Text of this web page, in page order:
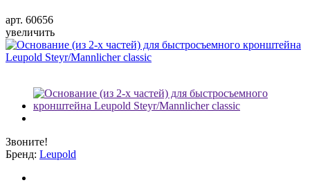
арт. 60656
увеличить
Звоните!
Бренд: Leupold